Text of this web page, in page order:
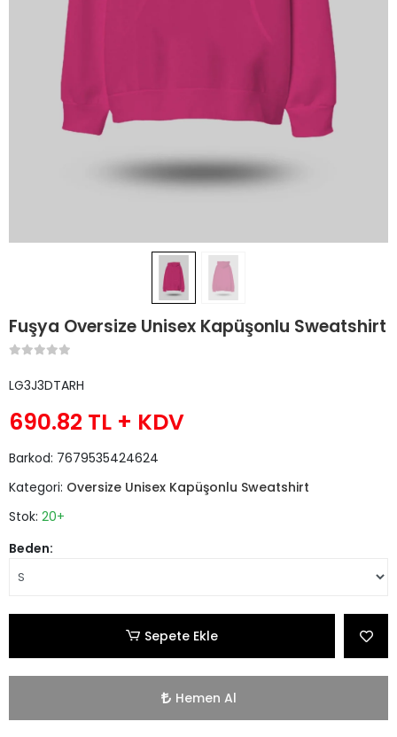
Fuşya Oversize Unisex Kapüşonlu Sweatshirt
LG3J3DTARH
690.82 TL + KDV
Barkod: 7679535424624
Kategori: Oversize Unisex Kapüşonlu Sweatshirt
Stok: 20+
Beden:
Sepete Ekle
Hemen Al